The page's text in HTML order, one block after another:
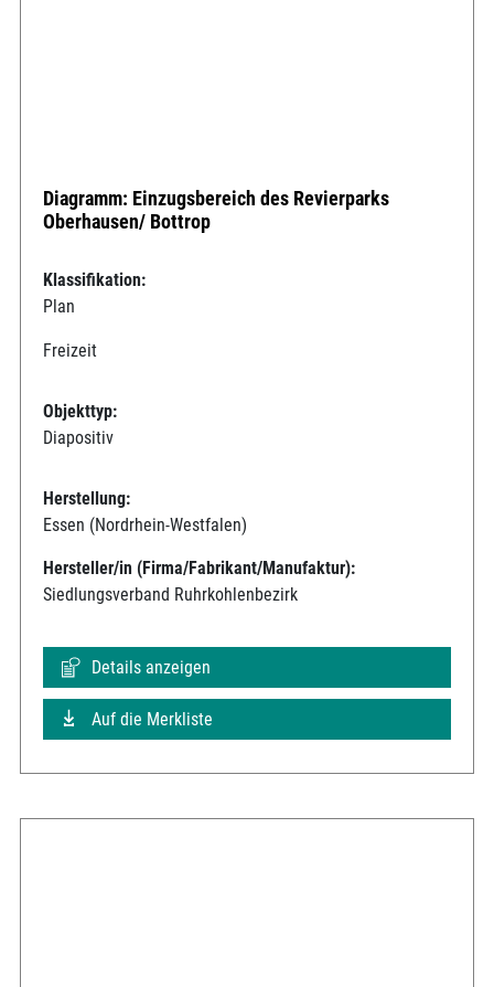
Diagramm: Einzugsbereich des Revierparks
Oberhausen/ Bottrop
Klassifikation:
Plan
Freizeit
Objekttyp:
Diapositiv
Herstellung:
Essen (Nordrhein-Westfalen)
Hersteller/in (Firma/Fabrikant/Manufaktur):
Siedlungsverband Ruhrkohlenbezirk
Details anzeigen
Auf die Merkliste